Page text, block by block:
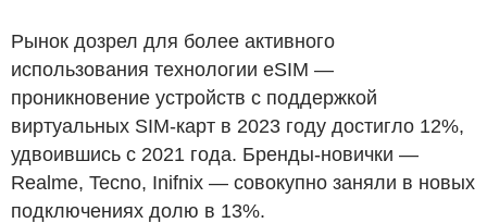
Рынок дозрел для более активного
использования технологии eSIM —
проникновение устройств с поддержкой
виртуальных SIM-карт в 2023 году достигло 12%,
удвоившись с 2021 года. Бренды-новички —
Realme, Tecno, Inifnix — совокупно заняли в новых
подключениях долю в 13%.